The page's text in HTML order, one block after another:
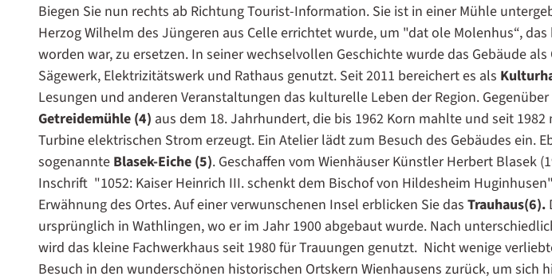
Biegen Sie nun rechts ab Richtung Tourist-Information. Sie ist in einer Mühle
Herzog Wilhelm des Jüngeren aus Celle errichtet wurde, um "dat ole Molenhus“,
worden war, zu ersetzen. In seiner wechselvollen Geschichte wurde das Gebäude
Sägewerk, Elektrizitätswerk und Rathaus genutzt. Seit 2011 bereichert es als
Lesungen und anderen Veranstaltungen das kulturelle Leben der Region.
Getreidemühle (4) aus dem 18. Jahrhundert, die bis 1962 Korn mahlte und seit
Turbine elektrischen Strom erzeugt. Ein Atelier lädt zum Besuch des Gebäudes ein.
sogenannte Blasek-Eiche (5). Geschaffen vom Wienhäuser Künstler Herbert Blasek
Inschrift "1052: Kaiser Heinrich III. schenkt dem Bischof von Hildesheim Huginhusen"
Erwähnung des Ortes. Auf einer verwunschenen Insel erblicken Sie das Trauhaus(6).
ursprünglich in Wathlingen, wo er im Jahr 1900 abgebaut wurde. Nach
wird das kleine Fachwerkhaus seit 1980 für Trauungen genutzt. Nicht wenige
Besuch in den wunderschönen historischen Ortskern Wienhausens zurück, um sich